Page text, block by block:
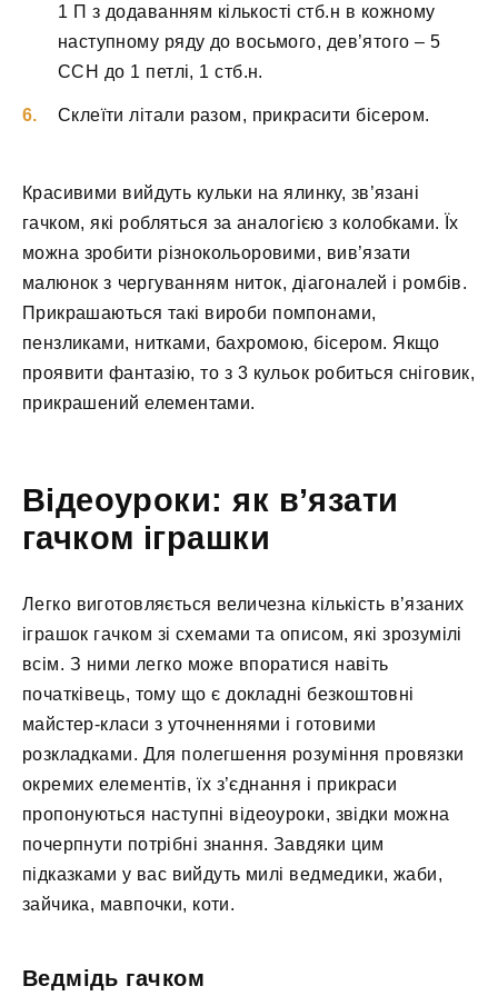
1 П з додаванням кількості стб.н в кожному
наступному ряду до восьмого, дев’ятого – 5
ССН до 1 петлі, 1 стб.н.
Склеїти літали разом, прикрасити бісером.
Красивими вийдуть кульки на ялинку, зв’язані
гачком, які робляться за аналогією з колобками. Їх
можна зробити різнокольоровими, вив’язати
малюнок з чергуванням ниток, діагоналей і ромбів.
Прикрашаються такі вироби помпонами,
пензликами, нитками, бахромою, бісером. Якщо
проявити фантазію, то з 3 кульок робиться сніговик,
прикрашений елементами.
Відеоуроки: як в’язати
гачком іграшки
Легко виготовляється величезна кількість в’язаних
іграшок гачком зі схемами та описом, які зрозумілі
всім. З ними легко може впоратися навіть
початківець, тому що є докладні безкоштовні
майстер-класи з уточненнями і готовими
розкладками. Для полегшення розуміння провязки
окремих елементів, їх з’єднання і прикраси
пропонуються наступні відеоуроки, звідки можна
почерпнути потрібні знання. Завдяки цим
підказками у вас вийдуть милі ведмедики, жаби,
зайчика, мавпочки, коти.
Ведмідь гачком